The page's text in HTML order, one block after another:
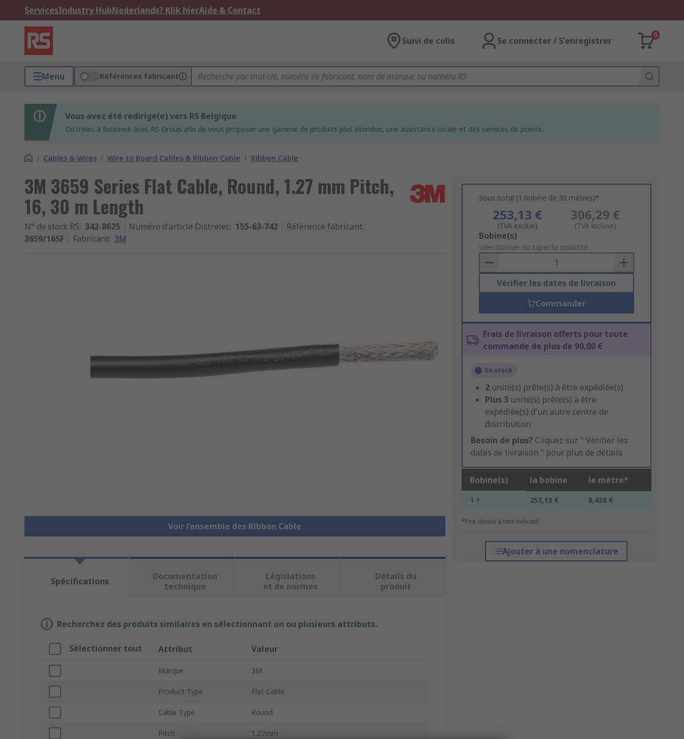
ServicesIndustry HubNederlands? Klik hierAide & Contact
Suivi de colis Se connecter / S'enregistrer
0
Menu Références fabricant
Vous avez été redirigé(e) vers RS Belgique
Distrelec a fusionné avec RS Group afin de vous proposer une gamme de produits plus étendue, une assistance locale et des services de pointe.
/ Cables & Wires / Wire to Board Cables & Ribbon Cable / Ribbon Cable
3M 3659 Series Flat Cable, Round, 1.27 mm Pitch,
16, 30 m Length
N° de stock RS: 342-8625 Numéro d'article Distrelec: 155-63-742 Référence fabricant:
3659/16SF
Fabricant: 3M
Voir l’ensemble des Ribbon Cable
Sous-total (1 bobine de 30 mètres)*
253,13 €
(TVA exclue)
306,29 €
(TVA incluse)
Add
to
Basket
Bobine(s)
sélectionner ou taper la quantité
Vérifier les dates de livraison
Commander
Frais de livraison offerts pour toute
commande de plus de 90,00 €
En stock
2 unité(s) prête(s) à être expédiée(s)
Plus 3 unité(s) prête(s) à être
expédiée(s) d'un autre centre de
distribution
Besoin de plus? Cliquez sur " Vérifier les
dates de livraison " pour plus de détails
Bobine(s) la bobine le mètre*
1 + 253,13 € 8,438 €
*Prix donné à titre indicatif
Ajouter à une nomenclature
Spécifications
Documentation
technique
Législations
et de normes
Détails du
produit
Recherchez des produits similaires en sélectionnant un ou plusieurs attributs.
Sélectionner tout Attribut Valeur
Marque 3M
Product Type Flat Cable
Cable Type Round
Pitch 1.27mm